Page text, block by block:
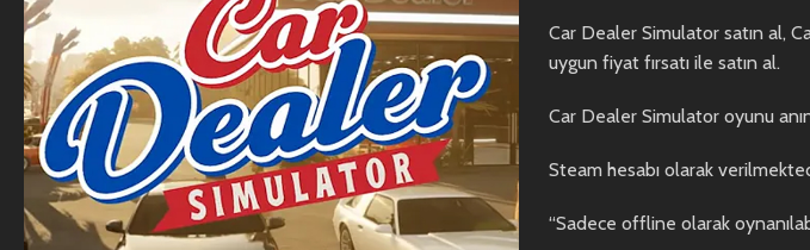
Car Dealer Simulator satın al,
uygun fiyat fırsatı ile satın al.
Car Dealer Simulator oyunu
Steam hesabı olarak
“Sadece offline olarak